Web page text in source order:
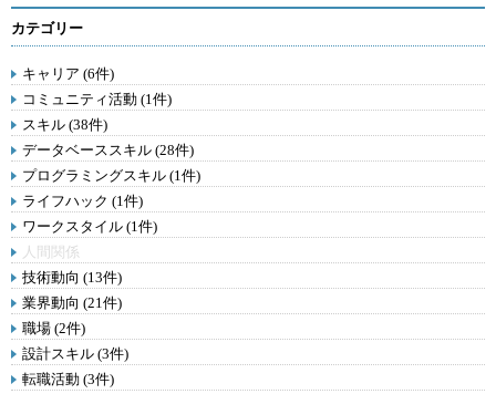
カテゴリー
キャリア (6件)
コミュニティ活動 (1件)
スキル (38件)
データベーススキル (28件)
プログラミングスキル (1件)
ライフハック (1件)
ワークスタイル (1件)
人間関係
技術動向 (13件)
業界動向 (21件)
職場 (2件)
設計スキル (3件)
転職活動 (3件)